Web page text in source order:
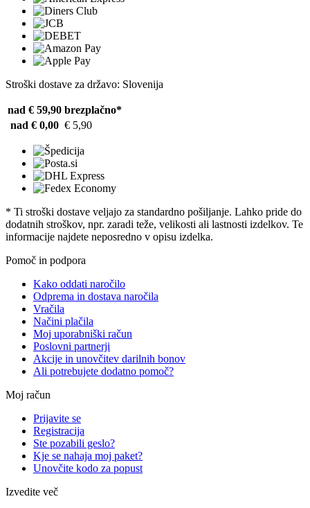
Stroški dostave za državo: Slovenija
nad € 59,90 brezplačno*
nad € 0,00 € 5,90
* Ti stroški dostave veljajo za standardno pošiljanje. Lahko pride do
dodatnih stroškov, npr. zaradi teže, velikosti ali lastnosti izdelkov. Te
informacije najdete neposredno v opisu izdelka.
Pomoč in podpora
Kako oddati naročilo
Odprema in dostava naročila
Vračila
Načini plačila
Moj uporabniški račun
Poslovni partnerji
Akcije in unovčitev darilnih bonov
Ali potrebujete dodatno pomoč?
Moj račun
Prijavite se
Registracija
Ste pozabili geslo?
Kje se nahaja moj paket?
Unovčite kodo za popust
Izvedite več